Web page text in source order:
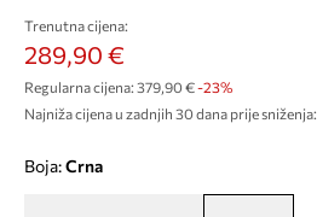
Trenutna cijena:
289,90 €
Regularna cijena: 379,90 €-23%
Najniža cijena u zadnjih 30 dana prije sniženja:
Boja: crna